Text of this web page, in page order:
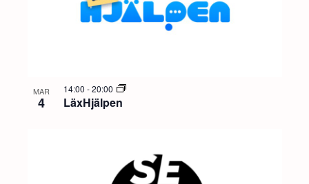
MAR
4 LäxHjälpen
14:00 -20:00